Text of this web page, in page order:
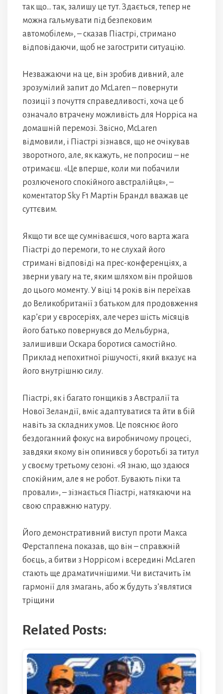
так що… так, залишу це тут. Здається, тепер не
можна гальмувати під безпековим
автомобілем», – сказав Піастрі, стримано
відповідаючи, щоб не загострити ситуацію.
Незважаючи на це, він зробив дивний, але
зрозумілий запит до McLaren – повернути
позиції з почуття справедливості, хоча це б
означало втрачену можливість для Норріса на
домашній перемозі. Звісно, McLaren
відмовили, і Піастрі зізнався, що не очікував
зворотного, але, як кажуть, не попросиш – не
отримаєш. «Це вперше, коли ми побачили
розлюченого спокійного австралійця», –
коментатор Sky F1 Мартін Брандл вважав це
суттєвим.
Якщо ти все ще сумніваєшся, чого варта жага
Піастрі до перемоги, то не слухай його
стримані відповіді на прес-конференціях, а
зверни увагу на те, яким шляхом він пройшов
до цього моменту. У віці 14 років він переїхав
до Великобританії з батьком для продовження
кар’єри у євросеріях, але через шість місяців
його батько повернувся до Мельбурна,
залишивши Оскара боротися самостійно.
Приклад непохитної рішучості, який вказує на
його внутрішню силу.
Піастрі, як і багато гонщиків з Австралії та
Нової Зеландії, вміє адаптуватися та йти в бій
навіть за складних умов. Це пояснює його
бездоганний фокус на виробничому процесі,
завдяки якому він опинився у боротьбі за титул
у своєму третьому сезоні. «Я знаю, що здаюся
спокійним, але я не робот. Бувають піки та
провали», – зізнається Піастрі, натякаючи на
свою справжню натуру.
Його демонстративний виступ проти Макса
Ферстаппена показав, що він – справжній
боєць, а битви з Норрісом і всередині McLaren
стають ще драматичнішими. Чи вистачить їм
гармонії для змагань, або ж будуть з’являтися
тріщини
Related Posts: